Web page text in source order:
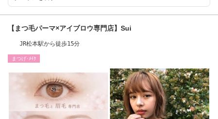
【まつ毛パーマ×アイブロウ専門店】Sui
JR松本駅から徒歩15分
まつげ･ﾒｲｸ